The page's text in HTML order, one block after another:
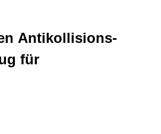
Antikollisions-
für